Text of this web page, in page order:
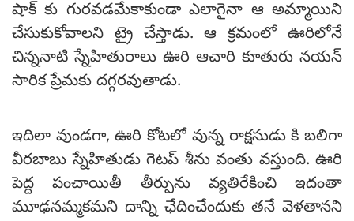
షాక్ కు గురవడమేకాకుండా ఎలాగైనా ఆ అమ్మాయిని
చేసుకుకోవాలని ట్రై చేస్తాడు. ఆ క్రమంలో ఊరిలోనే
చిన్ననాటి స్నేహితురాలు ఊరి ఆచారి కూతురు నయన్
సారిక ప్రేమకు దగ్గరవుతాడు.
ఇదిలా వుండగా, ఊరి కోటలో వున్న రాక్షసుడు కి బలిగా
వీరబాబు స్నేహితుడు గెటప్ శీను వంతు వస్తుంది. ఊరి
పెద్ద పంచాయితీ తీర్పును వ్యతిరేకించి ఇదంతా
మూఢనమ్మకమని దాన్ని ఛేదించేందుకు తనే వెళతానని